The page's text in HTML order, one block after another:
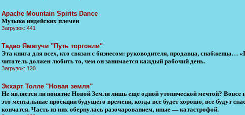
Apache Mountain Spirits Dance
Музыка индейских племен
Загрузок: 441
Тадао Ямагучи "Путь торговли"
Эта книга для всех, кто связан с бизнесом: руководителя, продавца, снабженца…
читатель должен любить то, чем он занимается каждый рабочий день.
Загрузок: 120
Экхарт Толле "Новая земля"
Не является ли понятие Новой Земли лишь еще одной утопической мечтой?
это ментальные проекции будущего времени, когда все будет хорошо, все будут
кончатся. Часть из них обернулась разочарованием, иные — катастрофой.